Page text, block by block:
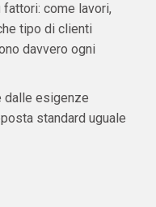
come lavori,
tipo di clienti
davvero ogni
dalle esigenze
standard uguale